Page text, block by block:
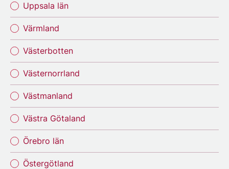
Uppsala län
Värmland
Västerbotten
Västernorrland
Västmanland
Västra Götaland
Örebro län
Östergötland